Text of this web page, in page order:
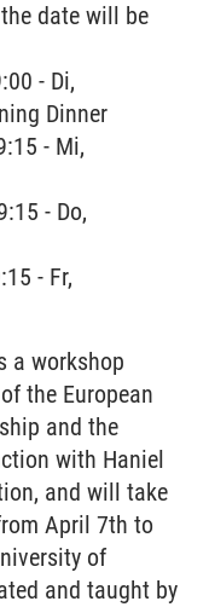
date will be
- Di,
Dinner
- Mi,
- Do,
- Fr,
a workshop
the European
and the
with Haniel
and will take
April 7th to
of
and taught by